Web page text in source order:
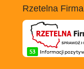
Rzetelna Firma